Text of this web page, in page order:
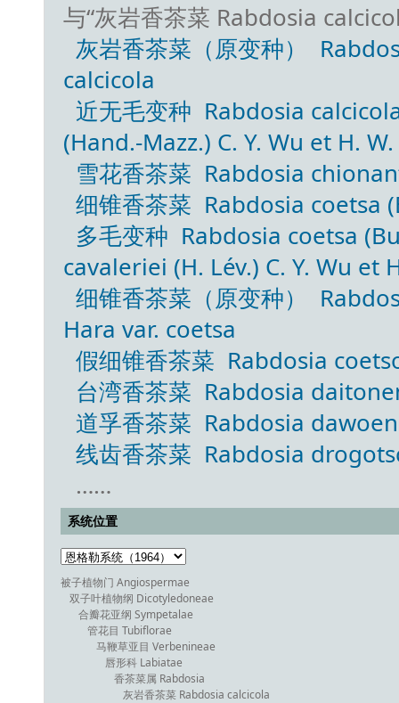
与“灰岩香茶菜 Rabdosia
灰岩香茶菜（原变种）
calcicola
近无毛变种 Rabdosia
(Hand.-Mazz.) C. Y. Wu et H.
雪花香茶菜 Rabdosia
细锥香茶菜 Rabdosia coetsa
多毛变种 Rabdosia coetsa
cavaleriei (H. Lév.) C. Y. Wu et
细锥香茶菜（原变种）
Hara var. coetsa
假细锥香茶菜 Rabdosia
台湾香茶菜 Rabdosia
道孚香茶菜 Rabdosia
线齿香茶菜 Rabdosia
……
系统位置
被子植物门 Angiospermae
双子叶植物纲 Dicotyledoneae
合瓣花亚纲 Sympetalae
管花目 Tubiflorae
马鞭草亚目 Verbenineae
唇形科 Labiatae
香茶菜属 Rabdosia
灰岩香茶菜 Rabdosia calcicola